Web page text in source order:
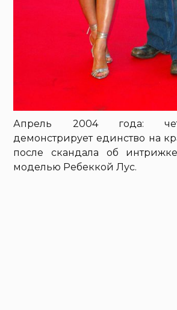
Апрель 2004 года:
демонстрирует единство на
после скандала об
моделью Ребеккой Лус.